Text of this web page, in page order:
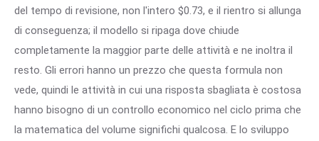
del tempo di revisione, non l'intero $0.73, e il rientro si allunga
di conseguenza; il modello si ripaga dove chiude
completamente la maggior parte delle attività e ne inoltra il
resto. Gli errori hanno un prezzo che questa formula non
vede, quindi le attività in cui una risposta sbagliata è costosa
hanno bisogno di un controllo economico nel ciclo prima che
la matematica del volume significhi qualcosa. E lo sviluppo